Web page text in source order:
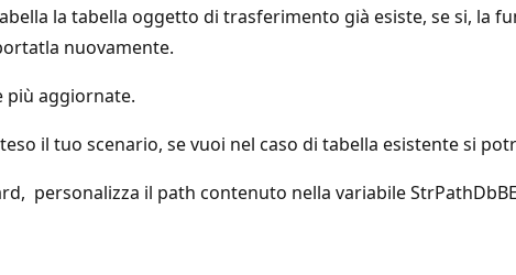
la tabella oggetto di trasferimento già esiste, se si, la
nuovamente.
più aggiornate.
il tuo scenario, se vuoi nel caso di tabella esistente si
personalizza il path contenuto nella variabile